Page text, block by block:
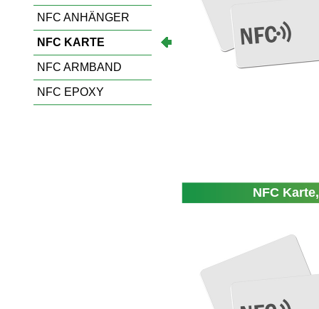
NFC ANHÄNGER
NFC KARTE
NFC ARMBAND
NFC EPOXY
NFC